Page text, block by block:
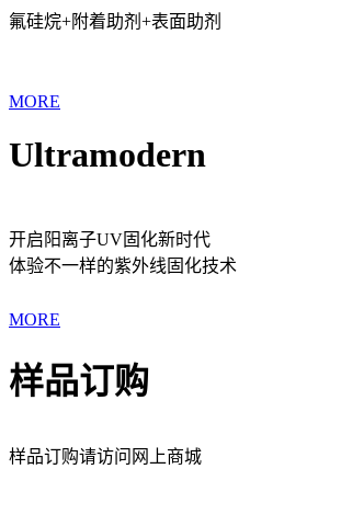
氟硅烷+附着助剂+表面助剂
MORE
Ultramodern
开启阳离子UV固化新时代
体验不一样的紫外线固化技术
MORE
样品订购
样品订购请访问网上商城